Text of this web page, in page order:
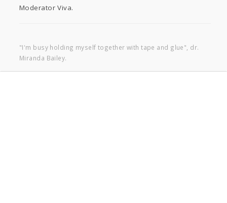
Moderator Viva.
"I'm busy holding myself together with tape and glue", dr.
Miranda Bailey.